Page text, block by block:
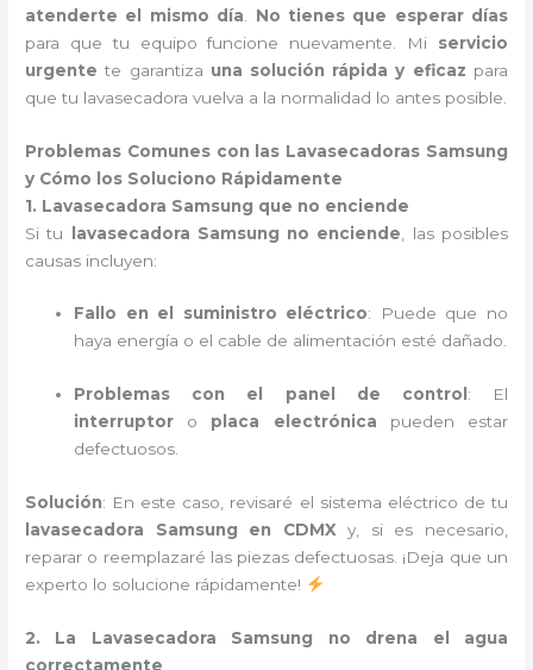
atenderte el mismo día
No tienes que esperar días
para que tu equipo funcione nuevamente. Mi servicio
urgente te garantiza una solución rápida y eficaz para
que tu lavasecadora vuelva a la normalidad lo antes posible.
Problemas Comunes con las Lavasecadoras Samsung
y Cómo los Soluciono Rápidamente
1. Lavasecadora Samsung que no enciende
Si tu lavasecadora Samsung no enciende , las posibles
causas incluyen:
Fallo en el suministro eléctrico: Puede que no
haya energía o el cable de alimentación esté dañado.
Problemas con el panel de control : El
interruptor o placa electrónica pueden estar
defectuosos.
Solución: En este caso, revisaré el sistema eléctrico de tu
lavasecadora Samsung en CDMX y, si es necesario,
reparar o reemplazaré las piezas defectuosas. ¡Deja que un
experto lo solucione rápidamente!
2. La Lavasecadora Samsung no drena el agua
correctamente